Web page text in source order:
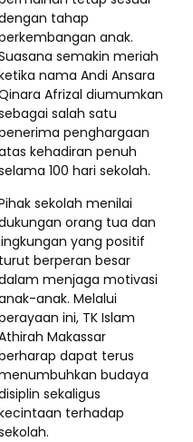
tahap
anak.
semakin meriah
nama Andi Ansara
Afrizal diumumkan
salah satu
penghargaan
kehadiran penuh
100 hari sekolah.
sekolah menilai
orang tua dan
yang positif
turut berperan besar
menjaga motivasi
anak. Melalui
ini, TK Islam
Makassar
dapat terus
budaya
sekaligus
terhadap